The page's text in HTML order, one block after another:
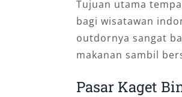
Tujuan utama
bagi wisatawan
outdornya sangat
makanan sambil
Pasar Kaget